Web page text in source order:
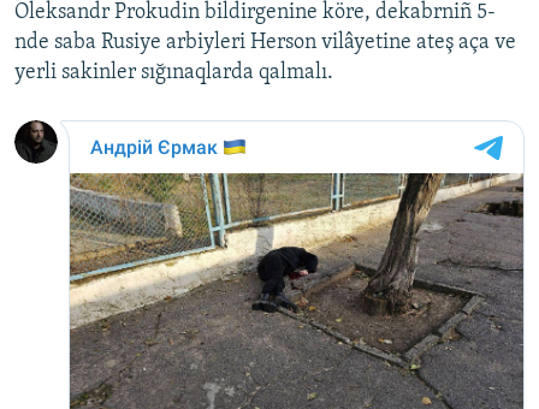
Oleksandr Prokudin bildirgenine köre, dekabrniñ 5-
nde saba Rusiye arbiyleri Herson vilâyetine ateş aça ve
yerli sakinler sığınaqlarda qalmalı.